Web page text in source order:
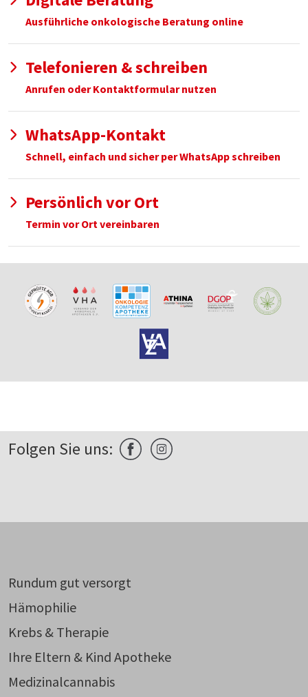
Ausführliche onkologische Beratung online
Telefonieren & schreiben
Anrufen oder Kontaktformular nutzen
WhatsApp-Kontakt
Schnell, einfach und sicher per WhatsApp schreiben
Persönlich vor Ort
Termin vor Ort vereinbaren
Folgen Sie uns:
Rundum gut versorgt
Hämophilie
Krebs & Therapie
Ihre Eltern & Kind Apotheke
Medizinalcannabis